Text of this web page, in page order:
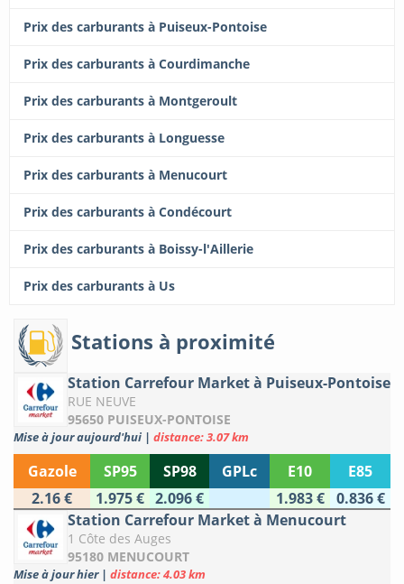
Prix des carburants à Puiseux-Pontoise
Prix des carburants à Courdimanche
Prix des carburants à Montgeroult
Prix des carburants à Longuesse
Prix des carburants à Menucourt
Prix des carburants à Condécourt
Prix des carburants à Boissy-l'Aillerie
Prix des carburants à Us
Stations à proximité
Station Carrefour Market à Puiseux-Pontoise
RUE NEUVE
95650 PUISEUX-PONTOISE
Mise à jour aujourd'hui | distance: 3.07 km
Gazole SP95 SP98 GPLc E10
E85
2.16 €
1.975 € 2.096 € 1.983 €
0.836 €
Station Carrefour Market à Menucourt
1 Côte des Auges
95180 MENUCOURT
Mise à jour hier | distance: 4.03 km